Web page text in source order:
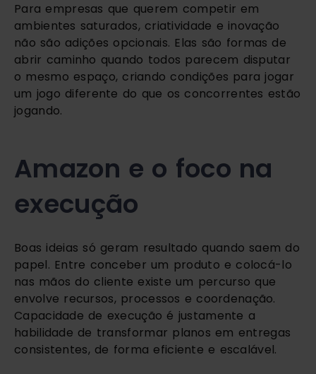
Para empresas que querem competir em
ambientes saturados, criatividade e inovação
não são adições opcionais. Elas são formas de
abrir caminho quando todos parecem disputar
o mesmo espaço, criando condições para jogar
um jogo diferente do que os concorrentes estão
jogando.
Amazon e o foco na
execução
Boas ideias só geram resultado quando saem do
papel. Entre conceber um produto e colocá-lo
nas mãos do cliente existe um percurso que
envolve recursos, processos e coordenação.
Capacidade de execução é justamente a
habilidade de transformar planos em entregas
consistentes, de forma eficiente e escalável.